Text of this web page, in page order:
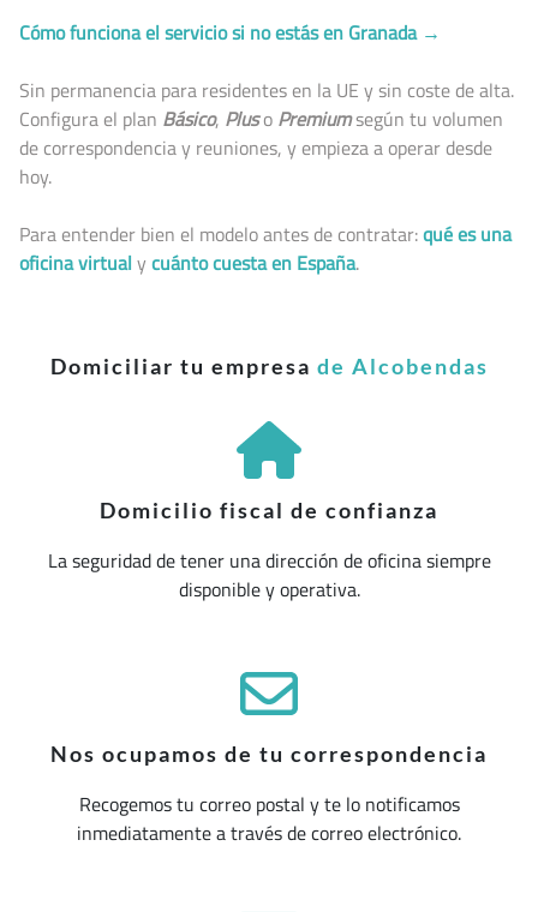
Cómo funciona el servicio si no estás en Granada →
Sin permanencia para residentes en la UE y sin coste de alta.
Configura el plan Básico, Pluso Premiumsegún tu volumen
de correspondencia y reuniones, y empieza a operar desde
hoy.
Para entender bien el modelo antes de contratar:qué es una
oficina virtual ycuánto cuesta en España.
Domiciliar tu empresa de Alcobendas
Domicilio fiscal de confianza
La seguridad de tener una dirección de oficina siempre
disponible y operativa.
Nos ocupamos de tu correspondencia
Recogemos tu correo postal y te lo notificamos
inmediatamente a través de correo electrónico.